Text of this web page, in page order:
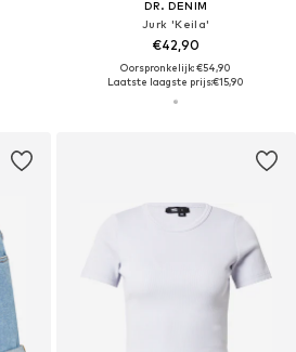
DR. DENIM
Jurk 'Keila'
€42,90
Oorspronkelijk: €54,90
Laatste laagste prijs:€15,90